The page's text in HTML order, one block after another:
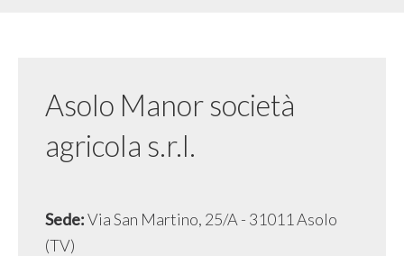
Asolo Manor società
agricola s.r.l.
Sede:Via San Martino, 25/A - 31011 Asolo
(TV)